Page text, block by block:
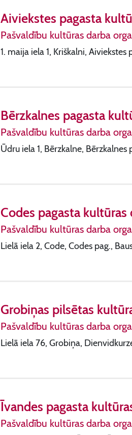
Aiviekstes pagasta
Pašvaldību kultūras darba
1. maija iela 1, Kriškalni,
Bērzkalnes pagasta
Pašvaldību kultūras darba
Ūdru iela 1, Bērzkalne,
Codes pagasta kultūras
Pašvaldību kultūras darba
Lielā iela 2, Code, Codes pag.,
Grobiņas pilsētas
Pašvaldību kultūras darba
Lielā iela 76, Grobiņa,
Īvandes pagasta
Pašvaldību kultūras darba